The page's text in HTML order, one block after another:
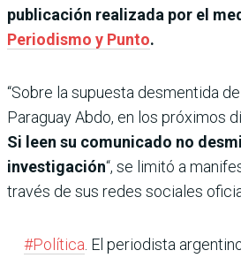
publicación realizada por el
Periodismo y Punto.
“Sobre la supuesta desmentida
Paraguay Abdo, en los próximos
Si leen su comunicado no
investigación“, se limitó a
través de sus redes sociales
#Política . El periodista